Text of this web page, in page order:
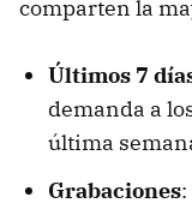
comparten la
Últimos 7
demanda a
última
Grabaciones